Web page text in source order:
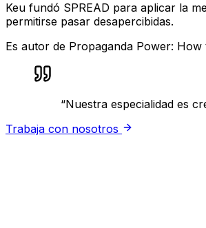
Keu fundó SPREAD para aplicar la
permitirse pasar desapercibidas.
Es autor de Propaganda Power:
“Nuestra especialidad es
Trabaja con nosotros